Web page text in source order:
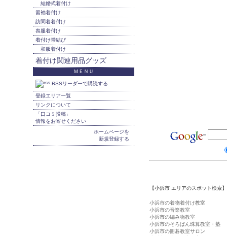
【小浜市 エリアのスポット検索】
小浜市の着物着付け教室
小浜市の音楽教室
小浜市の編み物教室
小浜市のそろばん珠算教室・塾
小浜市の囲碁教室サロン
結婚式着付け
留袖着付け
訪問着着付け
喪服着付け
着付け帯結び
和服着付け
着付け関連用品グッズ
ＭＥＮＵ
RSSリーダーで購読する
登録エリア一覧
リンクについて
「口コミ投稿」
情報をお寄せください
ホームページを
新規登録する